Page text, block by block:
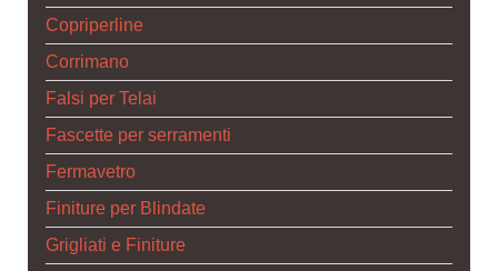
Copriperline
Corrimano
Falsi per Telai
Fascette per serramenti
Fermavetro
Finiture per Blindate
Grigliati e Finiture